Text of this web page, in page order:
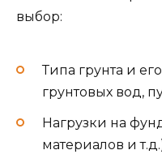
выбор:
Типа грунта и
грунтовых вод,
Нагрузки на
материалов и